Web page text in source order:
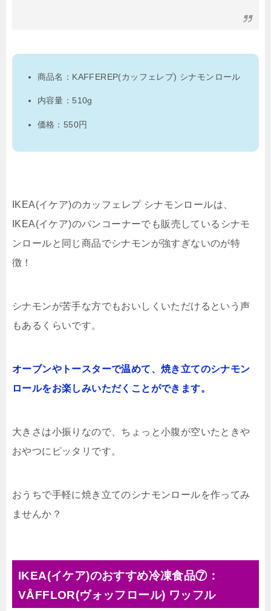
商品名：KAFFEREP(カッフェレプ) シナモンロール
内容量：510g
価格：550円
IKEA(イケア)のカッフェレプ シナモンロールは、
IKEA(イケア)のパンコーナーでも販売しているシナモ
ンロールと同じ商品でシナモンが強すぎないのが特
徴！
シナモンが苦手な方でもおいしくいただけるという声
もあるくらいです。
オーブンやトースターで温めて、焼き立てのシナモン
ロールをお楽しみいただくことができます。
大きさは小振りなので、ちょっと小腹が空いたときや
おやつにピッタリです。
おうちで手軽に焼き立てのシナモンロールを作ってみ
ませんか？
IKEA(イケア)のおすすめ冷凍食品⑦：
VÅFFLOR(ヴォッフロール) ワッフル